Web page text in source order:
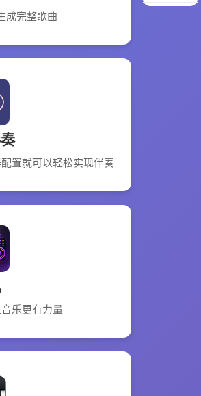
成完整歌曲
置就可以轻松实现伴奏
乐更有力量